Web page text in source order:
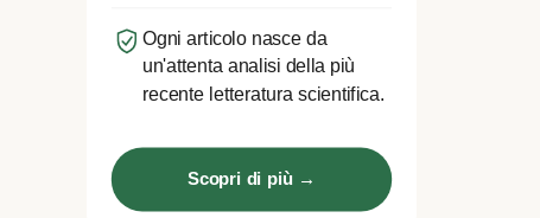
Ogni articolo nasce da
un'attenta analisi della più
recente letteratura scientifica.
Scopri di più →